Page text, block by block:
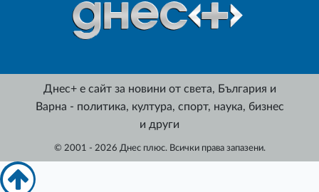
Днес+ е сайт за новини от света, България и
Варна - политика, култура, спорт, наука, бизнес
и други
© 2001 - 2026 Днес плюс. Всички права запазени.